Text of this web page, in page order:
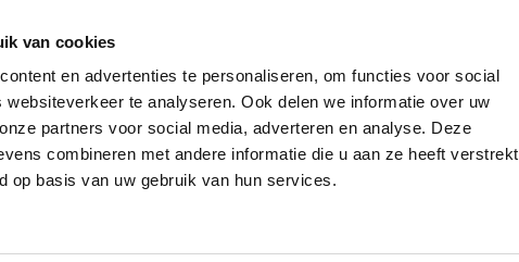
van cookies
en advertenties te personaliseren, om functies voor social
websiteverkeer te analyseren. Ook delen we informatie over uw
partners voor social media, adverteren en analyse. Deze
combineren met andere informatie die u aan ze heeft verstrekt
op basis van uw gebruik van hun services.